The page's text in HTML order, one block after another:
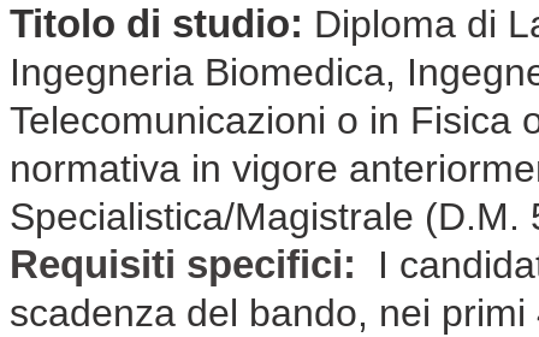
Titolo di studio: Diploma di
Ingegneria Biomedica,
Telecomunicazioni o in Fisica
normativa in vigore
Specialistica/Magistrale (D.M.
Requisiti specifici:
I
scadenza del bando, nei